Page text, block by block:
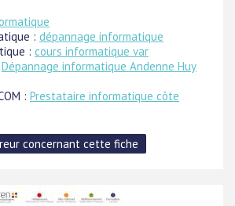
: dépannage informatique
: cours informatique var
Dépannage informatique Andenne Huy
: Prestataire informatique côte